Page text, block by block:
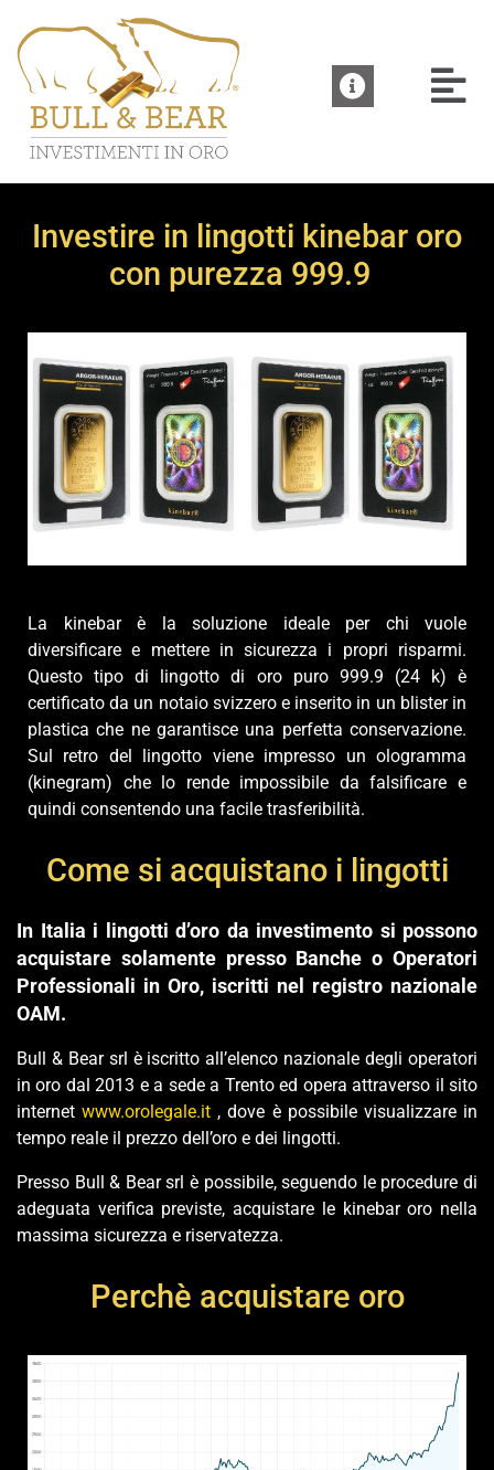
Investire in lingotti kinebar oro
con purezza 999.9
La kinebar è la soluzione ideale per chi vuole
diversificare e mettere in sicurezza i propri risparmi.
Questo tipo di lingotto di oro puro 999.9 (24 k) è
certificato da un notaio svizzero e inserito in un blister in
plastica che ne garantisce una perfetta conservazione.
Sul retro del lingotto viene impresso un ologramma
(kinegram) che lo rende impossibile da falsificare e
quindi consentendo una facile trasferibilità.
Come si acquistano i lingotti
In Italia i lingotti d’oro da investimento si possono
acquistare solamente presso Banche o Operatori
Professionali in Oro, iscritti nel registro nazionale
OAM.
Bull & Bear srl è iscritto all’elenco nazionale degli operatori
in oro dal 2013 e a sede a Trento ed opera attraverso il sito
internetwww.orolegale.it , dove è possibile visualizzare in
tempo reale il prezzo dell’oro e dei lingotti.
Presso Bull & Bear srl è possibile, seguendo le procedure di
adeguata verifica previste, acquistare le kinebar oro nella
massima sicurezza e riservatezza.
Perchè acquistare oro